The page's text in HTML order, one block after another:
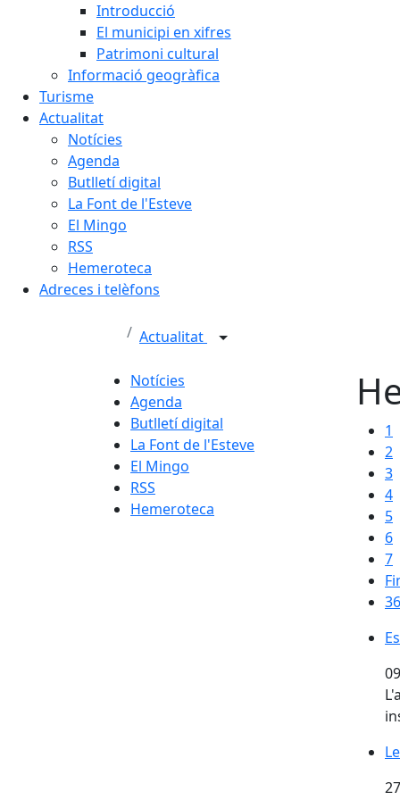
Introducció
El municipi en xifres
Patrimoni cultural
Informació geogràfica
Turisme
Actualitat
Notícies
Agenda
Butlletí digital
La Font de l'Esteve
El Mingo
RSS
Hemeroteca
Adreces i telèfons
Actualitat
Notícies
Agenda
Butlletí digital
La Font de l'Esteve
El Mingo
RSS
Hemeroteca
1
2
3
4
5
6
7